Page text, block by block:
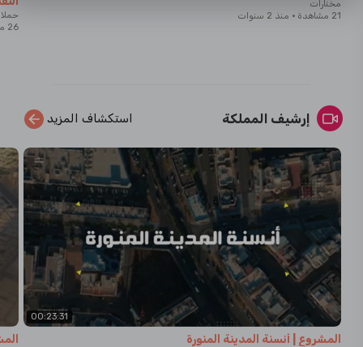
26 مشاهدة
مختارات
21 مشاهدة
· منذ 2 سنوات
إرشيف المملكة استكشاف المزيد
00:23:31
المشروع | أنسنة المدينة المنورة